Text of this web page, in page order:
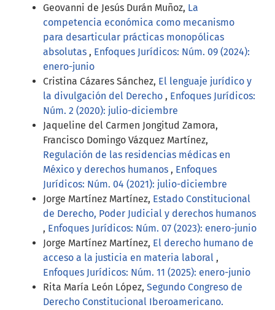
Geovanni de Jesús Durán Muñoz, La
competencia económica como mecanismo
para desarticular prácticas monopólicas
absolutas , Enfoques Jurídicos: Núm. 09 (2024):
enero-junio
Cristina Cázares Sánchez, El lenguaje jurídico y
la divulgación del Derecho , Enfoques Jurídicos:
Núm. 2 (2020): julio-diciembre
Jaqueline del Carmen Jongitud Zamora,
Francisco Domingo Vázquez Martínez,
Regulación de las residencias médicas en
México y derechos humanos , Enfoques
Jurídicos: Núm. 04 (2021): julio-diciembre
Jorge Martínez Martínez, Estado Constitucional
de Derecho, Poder Judicial y derechos humanos
, Enfoques Jurídicos: Núm. 07 (2023): enero-junio
Jorge Martínez Martínez, El derecho humano de
acceso a la justicia en materia laboral ,
Enfoques Jurídicos: Núm. 11 (2025): enero-junio
Rita María León López, Segundo Congreso de
Derecho Constitucional Iberoamericano.